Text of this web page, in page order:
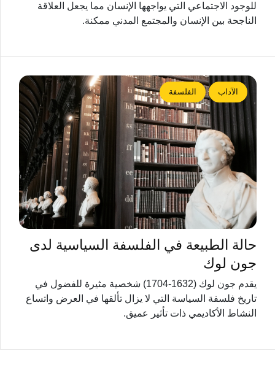
للوجود الاجتماعي التي يواجهها الإنسان مما يجعل العلاقة
الناجحة بين الإنسان والمجتمع المدني ممكنة.
الآداب الفلسفة
حالة الطبيعة في الفلسفة السياسية لدى
جون لوك
يقدم جون لوك (1632-1704) شخصية مثيرة للفضول في
تاريخ فلسفة السياسة التي لا يزال تألقها في العرض واتساع
النشاط الأكاديمي ذات تأثير عميق.